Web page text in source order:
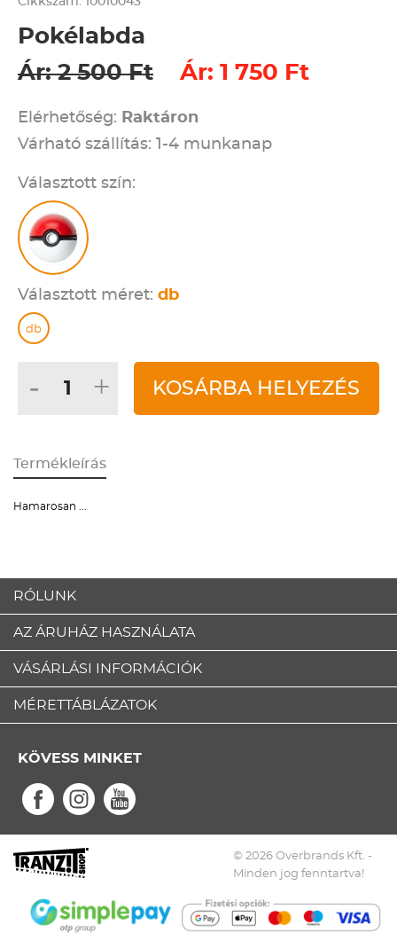
Pokélabda
Ár: 2 500 Ft
Ár: 1 750 Ft
Elérhetőség: Raktáron
Várható szállítás: 1-4 munkanap
Választott szín:
Választott méret: db
db
- + KOSÁRBA HELYEZÉS
Termékleírás
Hamarosan ...
RÓLUNK
AZ ÁRUHÁZ HASZNÁLATA
VÁSÁRLÁSI INFORMÁCIÓK
MÉRETTÁBLÁZATOK
KÖVESS MINKET
© 2026 Overbrands Kft. -
Minden jog fenntartva!